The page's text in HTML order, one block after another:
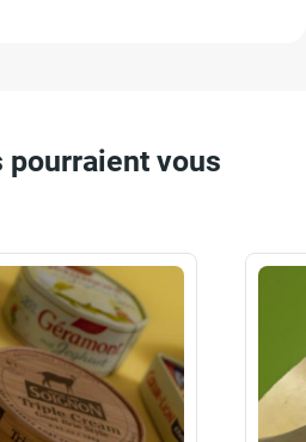
pourraient vous